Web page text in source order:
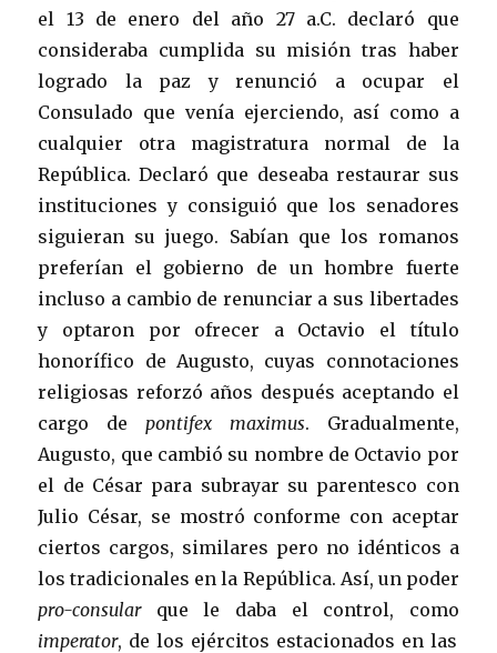
el 13 de enero del año 27 a.C. declaró que
consideraba cumplida su misión tras haber
logrado la paz y renunció a ocupar el
Consulado que venía ejerciendo, así como a
cualquier otra magistratura normal de la
República. Declaró que deseaba restaurar sus
instituciones y consiguió que los senadores
siguieran su juego. Sabían que los romanos
preferían el gobierno de un hombre fuerte
incluso a cambio de renunciar a sus libertades
y optaron por ofrecer a Octavio el título
honorífico de Augusto, cuyas connotaciones
religiosas reforzó años después aceptando el
cargo de pontifex maximus. Gradualmente,
Augusto, que cambió su nombre de Octavio por
el de César para subrayar su parentesco con
Julio César, se mostró conforme con aceptar
ciertos cargos, similares pero no idénticos a
los tradicionales en la República. Así, un poder
pro-consularque le daba el control, como
imperator, de los ejércitos estacionados en las